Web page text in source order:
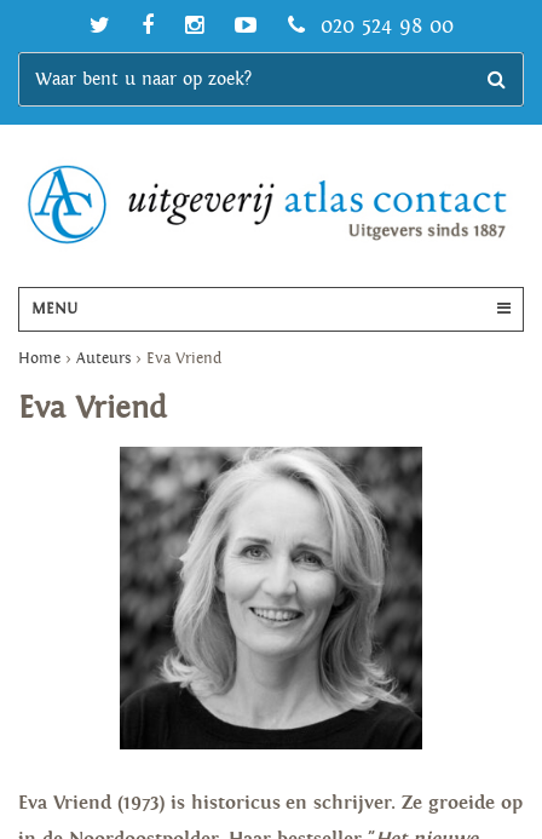
020 524 98 00
MENU
Home > Auteurs > Eva Vriend
Eva Vriend
Eva Vriend (1973) is historicus en schrijver. Ze groeide op